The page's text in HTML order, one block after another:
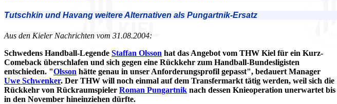
Tutschkin und Havang weitere Alternativen als Pungartnik-Ersatz
Aus den Kieler Nachrichten vom 31.08.2004:
Schwedens Handball-Legende Staffan Olsson hat das Angebot vom THW Kiel für ein Kurz-
Comeback überschlafen und sich gegen eine Rückkehr zum Handball-Bundesligisten
entschieden. "Olsson hätte genau in unser Anforderungsprofil gepasst", bedauert Manager
Uwe Schwenker. Der THW will noch einmal auf dem Transfermarkt tätig werden, weil sich die
Rückkehr von Rückraumspieler Roman Pungartnik nach dessen Knieoperation unerwartet bis
in den November hineinziehen dürfte.